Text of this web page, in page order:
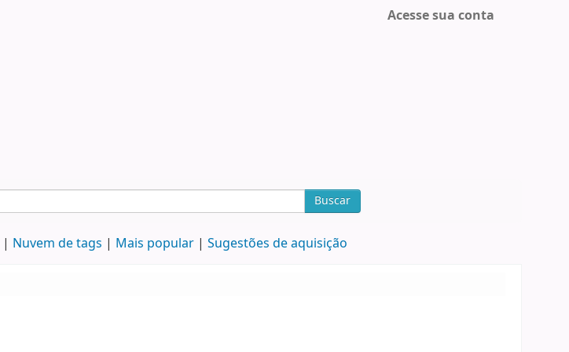
Acesse sua conta
Buscar
Nuvem de tags Mais popular Sugestões de aquisição